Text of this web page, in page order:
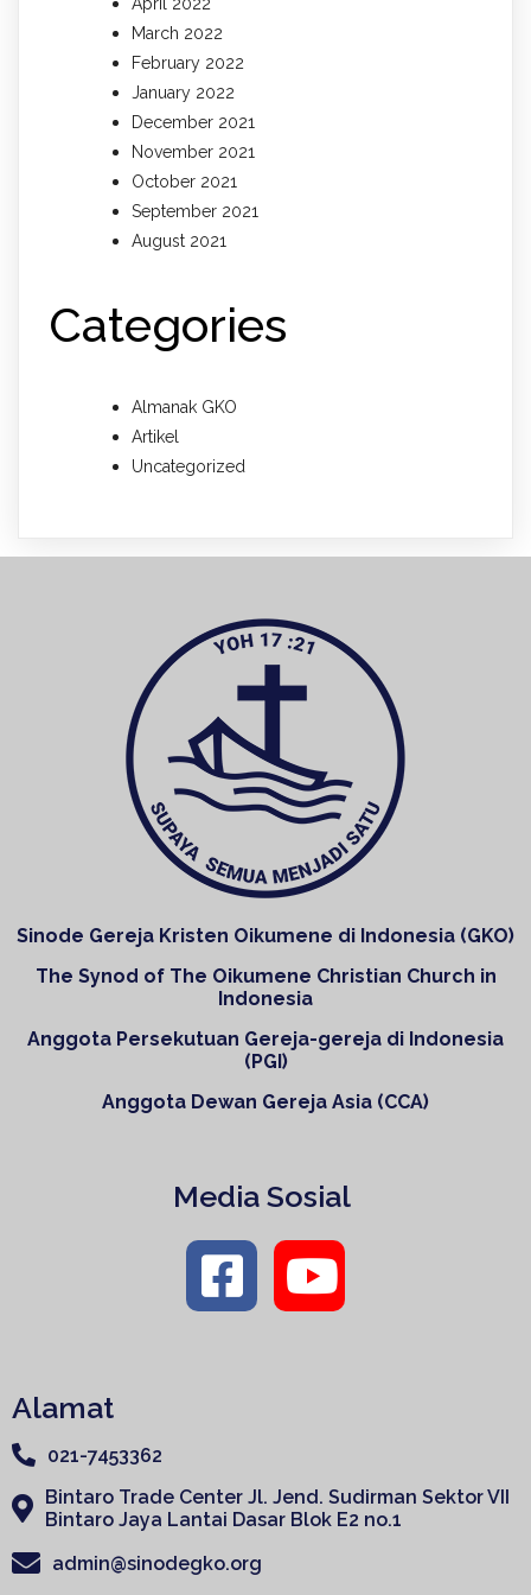
April 2022
March 2022
February 2022
January 2022
December 2021
November 2021
October 2021
September 2021
August 2021
Categories
Almanak GKO
Artikel
Uncategorized
Sinode Gereja Kristen Oikumene di Indonesia (GKO)
The Synod of The Oikumene Christian Church in
Indonesia
Anggota Persekutuan Gereja-gereja di Indonesia
(PGI)
Anggota Dewan Gereja Asia (CCA)
Media Sosial
Alamat
021-7453362
Bintaro Trade Center Jl. Jend. Sudirman Sektor VII
Bintaro Jaya Lantai Dasar Blok E2 no.1
admin@sinodegko.org